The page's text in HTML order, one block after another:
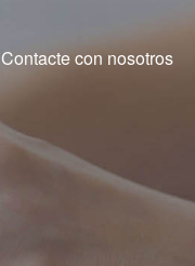
Contacte con nosotros